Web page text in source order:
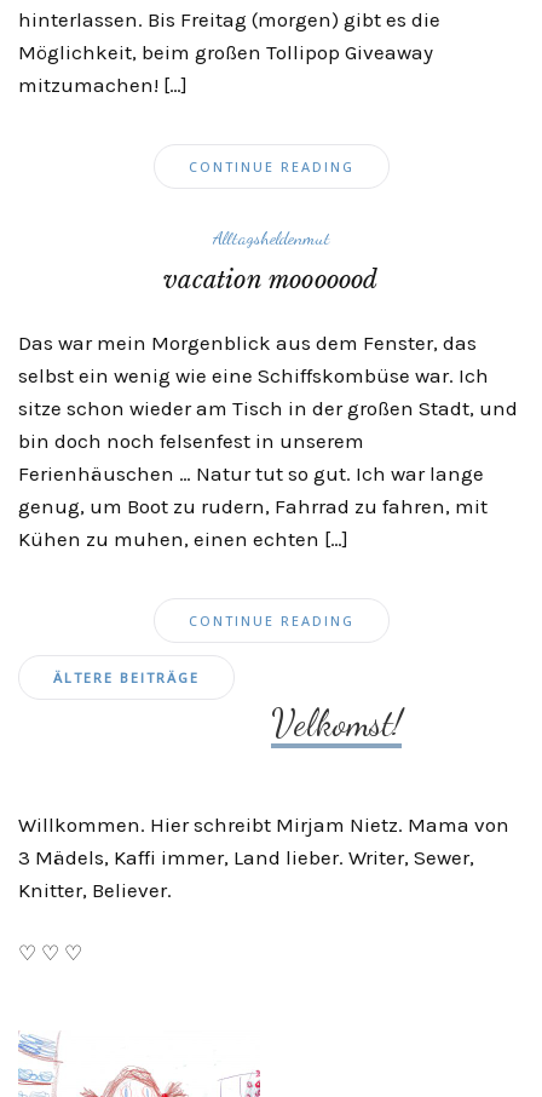
hinterlassen. Bis Freitag (morgen) gibt es die
Möglichkeit, beim großen Tollipop Giveaway
mitzumachen! […]
CONTINUE READING
Alltagsheldenmut
vacation mooooood
Das war mein Morgenblick aus dem Fenster, das
selbst ein wenig wie eine Schiffskombüse war. Ich
sitze schon wieder am Tisch in der großen Stadt, und
bin doch noch felsenfest in unserem
Ferienhäuschen … Natur tut so gut. Ich war lange
genug, um Boot zu rudern, Fahrrad zu fahren, mit
Kühen zu muhen, einen echten […]
CONTINUE READING
Beitragsnavigation
ÄLTERE BEITRÄGE
Velkomst!
Willkommen. Hier schreibt Mirjam Nietz. Mama von
3 Mädels, Kaffi immer, Land lieber. Writer, Sewer,
Knitter, Believer.
♡ ♡ ♡